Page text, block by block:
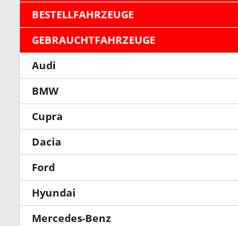
BESTELLFAHRZEUGE
GEBRAUCHTFAHRZEUGE
Audi
BMW
Cupra
Dacia
Ford
Hyundai
Mercedes-Benz